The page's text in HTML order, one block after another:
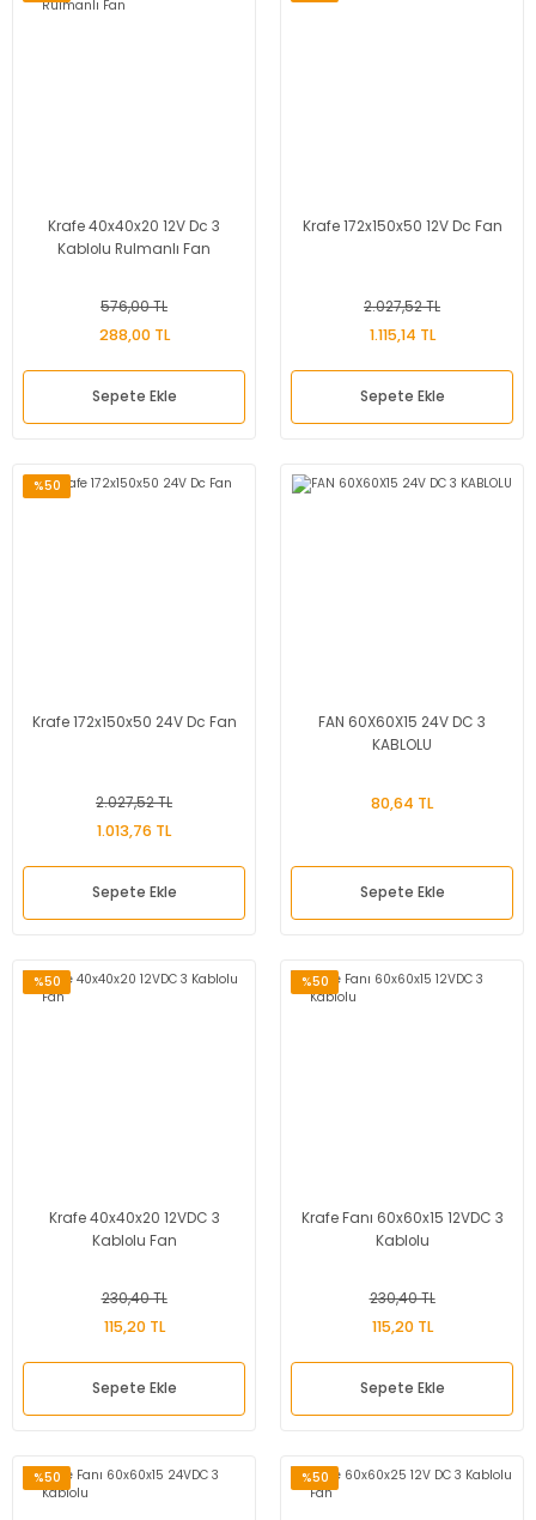
Krafe 40x40x20 12V Dc 3
Kablolu Rulmanlı Fan
576,00 TL
288,00 TL
Sepete Ekle
Krafe 172x150x50 12V Dc Fan
2.027,52 TL
1.115,14 TL
Sepete Ekle
%50
Krafe 172x150x50 24V Dc Fan
2.027,52 TL
1.013,76 TL
Sepete Ekle
FAN 60X60X15 24V DC 3
KABLOLU
80,64 TL
Sepete Ekle
%50
Krafe 40x40x20 12VDC 3
Kablolu Fan
230,40 TL
115,20 TL
Sepete Ekle
%50
Krafe Fanı 60x60x15 12VDC 3
Kablolu
230,40 TL
115,20 TL
Sepete Ekle
%50 %50